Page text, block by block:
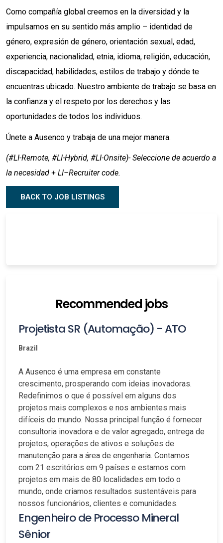
Como compañía global creemos en la diversidad y la
impulsamos en su sentido más amplio – identidad de
género, expresión de género, orientación sexual, edad,
experiencia, nacionalidad, etnia, idioma, religión, educación,
discapacidad, habilidades, estilos de trabajo y dónde te
encuentras ubicado. Nuestro ambiente de trabajo se basa en
la confianza y el respeto por los derechos y las
oportunidades de todos los individuos.
Únete a Ausenco y trabaja de una mejor manera.
(#LI-Remote, #LI-Hybrid, #LI-Onsite)- Seleccione de acuerdo a
la necesidad + LI–Recruiter code.
BACK TO JOB LISTINGS
Recommended jobs
Projetista SR (Automação) - ATO
Brazil
A Ausenco é uma empresa em constante
crescimento, prosperando com ideias inovadoras.
Redefinimos o que é possível em alguns dos
projetos mais complexos e nos ambientes mais
difíceis do mundo. Nossa principal função é fornecer
consultoria inovadora e de valor agregado, entrega de
projetos, operações de ativos e soluções de
manutenção para a área de engenharia. Contamos
com 21 escritórios em 9 países e estamos com
projetos em mais de 80 localidades em todo o
mundo, onde criamos resultados sustentáveis para
nossos funcionários, clientes e comunidades.
Engenheiro de Processo Mineral
Sênior